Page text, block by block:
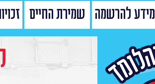
שמירת החיים מידע להרשמה